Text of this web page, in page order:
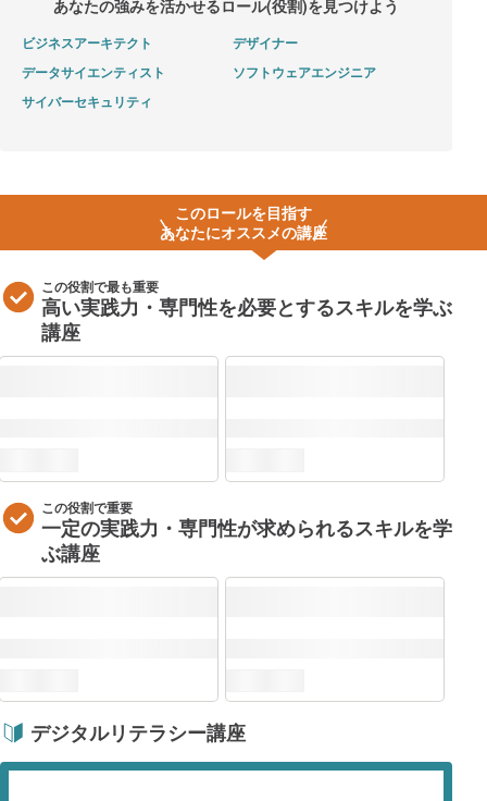
あなたの強みを活かせるロール(役割)を見つけよう
ビジネスアーキテクト
デザイナー
データサイエンティスト
ソフトウェアエンジニア
サイバーセキュリティ
このロールを目指す
あなたにオススメの講座
この役割で最も重要
高い実践力・専門性を必要とするスキルを学ぶ
講座
この役割で重要
一定の実践力・専門性が求められるスキルを学
ぶ講座
デジタルリテラシー講座